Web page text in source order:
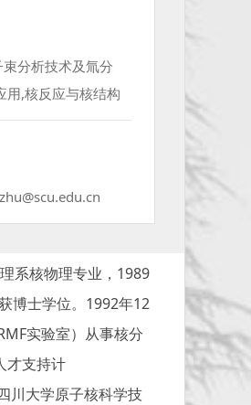
分析技术及氚分
用,核反应与核结构
系核物理专业，1989
博士学位。1992年12
实验室）从事核分
才支持计
川大学原子核科学技